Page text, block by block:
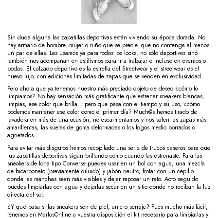
Sin duda alguna las zapatillas deportivas están viviendo su época dorada. No
hay armario de hombre, mujer o niño que se precie, que no contenga al menos
un par de ellas. Las usamos ya para todos los looks, no sólo deportivos sinó
también nos acompañan en estilismos para ir a trabajar e incluso en eventos o
bodas. El calzado deportivo es la estrella del Streetwear y el streetwear es el
nuevo lujo, con ediciones limitadas de zapas que se venden en exclusividad.
Pero ahora que ya tenemos nuestro más preciado objeto de deseo ¿cómo lo
limpiamos? No hay sensación más gratificante que estrenar sneakers blancas,
limpias, ese color que brilla… pero que pasa con el tiempo y su uso, ¿cómo
podemos mantener ese color como el primer día? Much@s hemos tirado de
lavadora en más de una ocasión, no escarmentamos y nos salen las zapas más
amarillentas, las suelas de goma deformadas o los logos medio borrados o
agrietados.
Para evitar más disgutos hemos recopilado una serie de trucos caseros para que
tus zapatillas deportivas sigan brillando como cuando las estrenaste. Para las
sneakers de lona tipo Converse puedes usar en un bol con agua, una mezcla
de bicarbonato (previamente diluido) y jabón neutro, frotar con un cepillo
donde las manchas sean más visibles y dejar reposar un rato. Acto seguido
puedes limpiarlas con agua y dejarlas secar en un sitio donde no reciban la luz
directa del sol.
¿Y qué pasa si las sneakers son de piel, ante o serraje? Pues mucho más fácil,
tenemos en MarlosOnline a vuestra disposición el kit necesario para limpiarlas y